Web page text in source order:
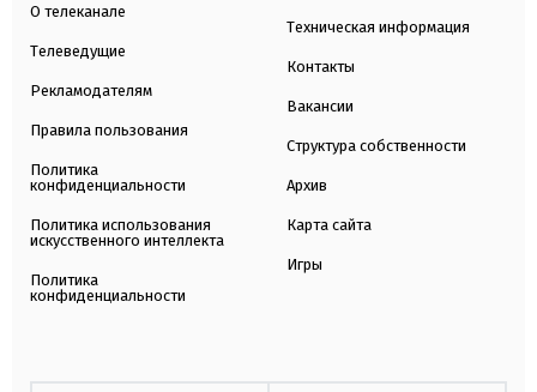
О телеканале
Телеведущие
Рекламодателям
Правила пользования
Политика
конфиденциальности
Политика использования
искусственного интеллекта
Политика
конфиденциальности
Техническая информация
Контакты
Вакансии
Структура собственности
Архив
Карта сайта
Игры